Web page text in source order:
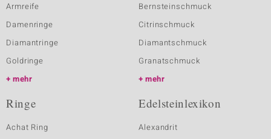
Armreife
Damenringe
Diamantringe
Goldringe
mehr
Bernsteinschmuck
Citrinschmuck
Diamantschmuck
Granatschmuck
mehr
Ringe
Achat Ring
Edelsteinlexikon
Alexandrit